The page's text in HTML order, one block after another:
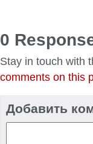
0
Stay in touch with
comments on this
Добавить